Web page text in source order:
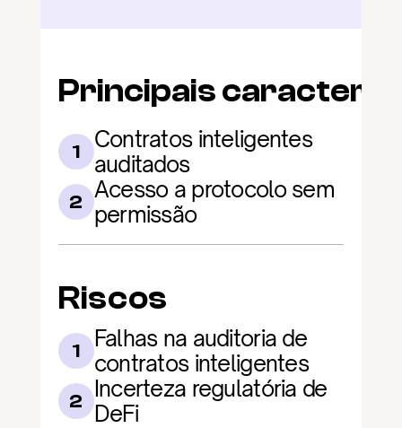
Principais
1
Contratos inteligentes
auditados
2 Acesso a protocolo sem
permissão
Riscos
1
Falhas na auditoria de
contratos inteligentes
2 Incerteza regulatória de
DeFi